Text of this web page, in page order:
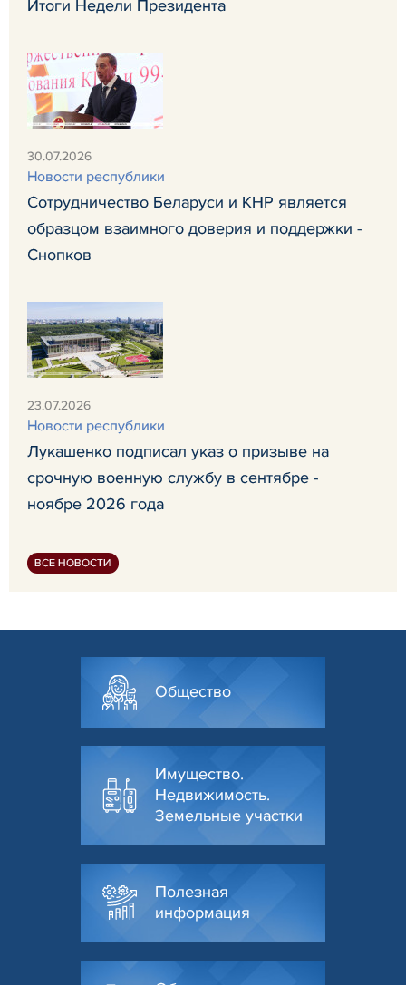
Итоги Недели Президента
30.07.2026
Новости республики
Сотрудничество Беларуси и КНР является
образцом взаимного доверия и поддержки -
Снопков
23.07.2026
Новости республики
Лукашенко подписал указ о призыве на
срочную военную службу в сентябре -
ноябре 2026 года
ВСЕ НОВОСТИ
Общество
Имущество.
Недвижимость.
Земельные участки
Полезная
информация